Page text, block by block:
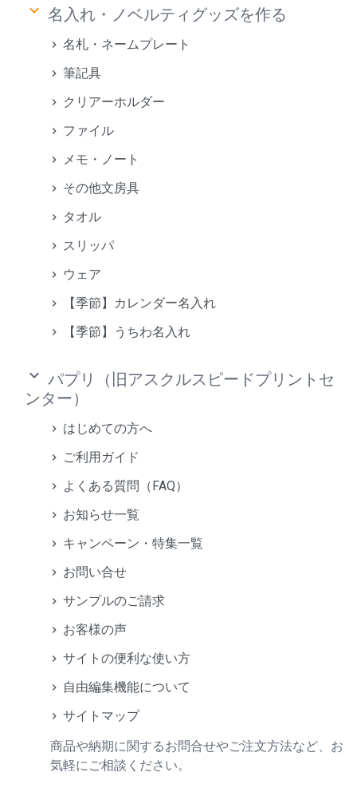
keyboard_arrow_down 名入れ・ノベルティグッズを作る
名札・ネームプレート
筆記具
クリアーホルダー
ファイル
メモ・ノート
その他文房具
タオル
スリッパ
ウェア
【季節】カレンダー名入れ
【季節】うちわ名入れ
keyboard_arrow_down パプリ（旧アスクルスピードプリントセ
ンター）
はじめての方へ
ご利用ガイド
よくある質問（FAQ）
お知らせ一覧
キャンペーン・特集一覧
お問い合せ
サンプルのご請求
お客様の声
サイトの便利な使い方
自由編集機能について
サイトマップ
商品や納期に関するお問合せやご注文方法など、お
気軽にご相談ください。